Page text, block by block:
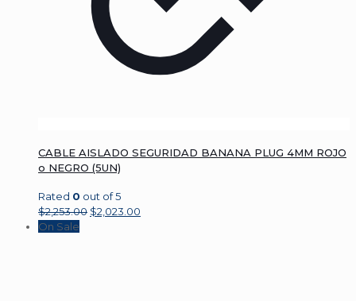
CABLE AISLADO SEGURIDAD BANANA PLUG 4MM ROJO
o NEGRO (5UN)
Rated 0 out of 5
$2,253.00 $2,023.00
On Sale